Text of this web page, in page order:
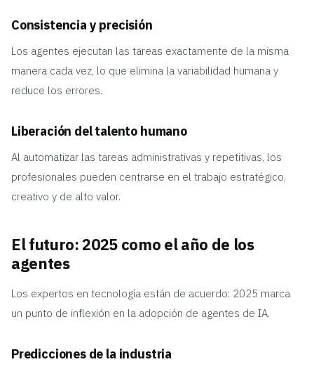
Consistencia y precisión
Los agentes ejecutan las tareas exactamente de la misma
manera cada vez, lo que elimina la variabilidad humana y
reduce los errores.
Liberación del talento humano
Al automatizar las tareas administrativas y repetitivas, los
profesionales pueden centrarse en el trabajo estratégico,
creativo y de alto valor.
El futuro: 2025 como el año de los
agentes
Los expertos en tecnología están de acuerdo: 2025 marca
un punto de inflexión en la adopción de agentes de IA.
Predicciones de la industria